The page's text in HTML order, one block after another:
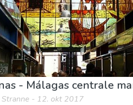
- Málagas centrale
Stranne - 12. okt 2017